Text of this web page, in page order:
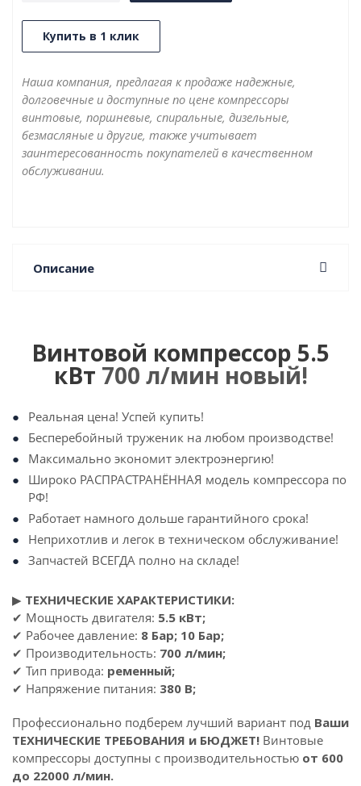
Купить в 1 клик
Наша компания, предлагая к продаже надежные,
долговечные и доступные по цене компрессоры
винтовые, поршневые, спиральные, дизельные,
безмасляные и другие, также учитывает
заинтересованность покупателей в качественном
обслуживании.
Описание
Винтовой компрессор 5.5
кВт 700 л/мин новый!
Реальная цена! Успей купить!
Бесперебойный труженик на любом производстве!
Максимально экономит электроэнергию!
Широко РАСПРАСТРАНЁННАЯ модель компрессора по
РФ!
Работает намного дольше гарантийного срока!
Неприхотлив и легок в техническом обслуживание!
Запчастей ВСЕГДА полно на складе!
▶ ТЕХНИЧЕСКИЕ ХАРАКТЕРИСТИКИ:
✔ Мощность двигателя: 5.5 кВт;
✔ Рабочее давление: 8 Бар; 10 Бар;
✔ Производительность: 700 л/мин;
✔ Тип привода: ременный;
✔ Напряжение питания: 380 В;
Профессионально подберем лучший вариант под Ваши
ТЕХНИЧЕСКИЕ ТРЕБОВАНИЯ и БЮДЖЕТ! Винтовые
компрессоры доступны с производительностью от 600
до 22000 л/мин.